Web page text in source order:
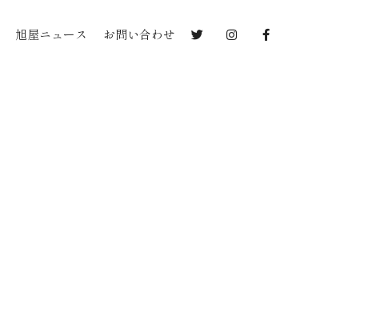
旭屋ニュース お問い合わせ